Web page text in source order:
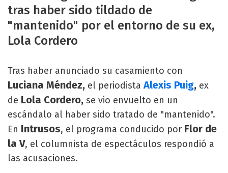
tras haber sido tildado de
"mantenido" por el entorno de su ex,
Lola Cordero
Tras haber anunciado su casamiento con
Luciana Méndez, el periodista Alexis Puig, ex
de Lola Cordero, se vio envuelto en un
escándalo al haber sido tratado de "mantenido".
En Intrusos, el programa conducido por Flor de
la V, el columnista de espectáculos respondió a
las acusaciones.